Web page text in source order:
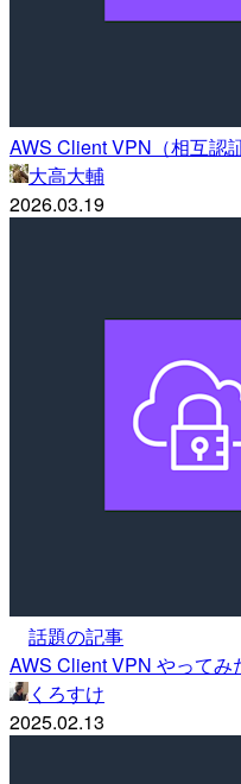
AWS Client VPN（相互認
大高大輔
2026.03.19
話題の記事
AWS Client VPN やってみ
くろすけ
2025.02.13